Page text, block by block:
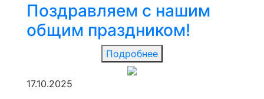
Поздравляем с нашим
общим праздником!
Подробнее
17.10.2025